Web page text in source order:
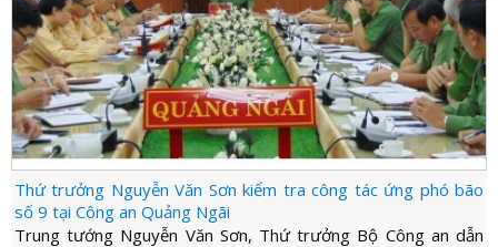
Thứ trưởng Nguyễn Văn Sơn kiểm tra công tác ứng phó bão
số 9 tại Công an Quảng Ngãi
Trung tướng Nguyễn Văn Sơn, Thứ trưởng Bộ Công an dẫn